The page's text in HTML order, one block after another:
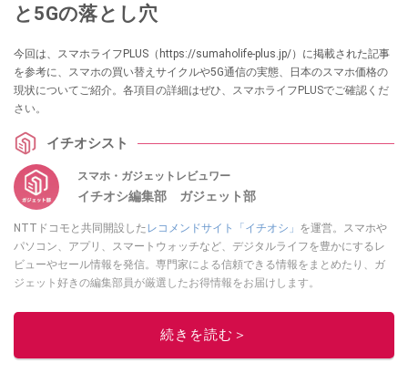
と5Gの落とし穴
今回は、スマホライフPLUS（https://sumaholife-plus.jp/）に掲載された記事
を参考に、スマホの買い替えサイクルや5G通信の実態、日本のスマホ価格の
現状についてご紹介。各項目の詳細はぜひ、スマホライフPLUSでご確認くだ
さい。
イチオシスト
スマホ・ガジェットレビュワー
イチオシ編集部 ガジェット部
NTTドコモと共同開設した レコメンドサイト「イチオシ」 を運営。スマホや
パソコン、アプリ、スマートウォッチなど、デジタルライフを豊かにするレ
ビューやセール情報を発信。専門家による信頼できる情報をまとめたり、ガ
ジェット好きの編集部員が厳選したお得情報をお届けします。
このイチオシストの他の記事を読む
続きを読む＞